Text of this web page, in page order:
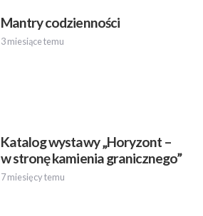
Mantry codzienności
3 miesiące temu
Katalog wystawy „Horyzont –
w stronę kamienia granicznego”
7 miesięcy temu